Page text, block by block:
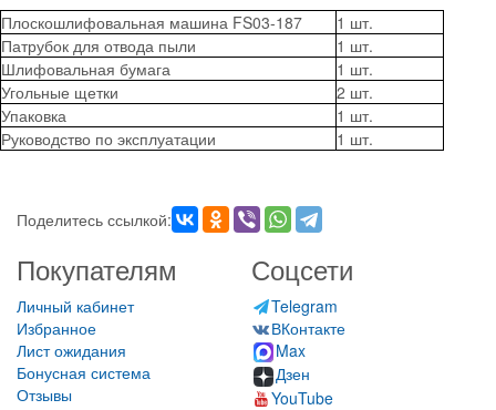
Плоскошлифовальная машина FS03-187
1 шт.
Патрубок для отвода пыли
1 шт.
Шлифовальная бумага
1 шт.
Угольные щетки
2 шт.
Упаковка
1 шт.
Руководство по эксплуатации
1 шт.
Поделитесь ссылкой:
Покупателям
Личный кабинет
Избранное
Лист ожидания
Бонусная система
Отзывы
Соцсети
Telegram
ВКонтакте
Max
Дзен
YouTube